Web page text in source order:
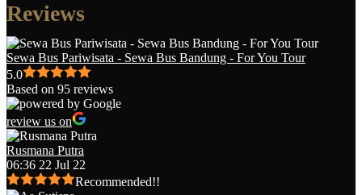
Reviews
Sewa Bus Pariwisata - Sewa Bus Bandung - For You Tour
5.0
Based on 95 reviews
review us on
Rusmana Putra
06:36 22 Jul 22
Recommended!!